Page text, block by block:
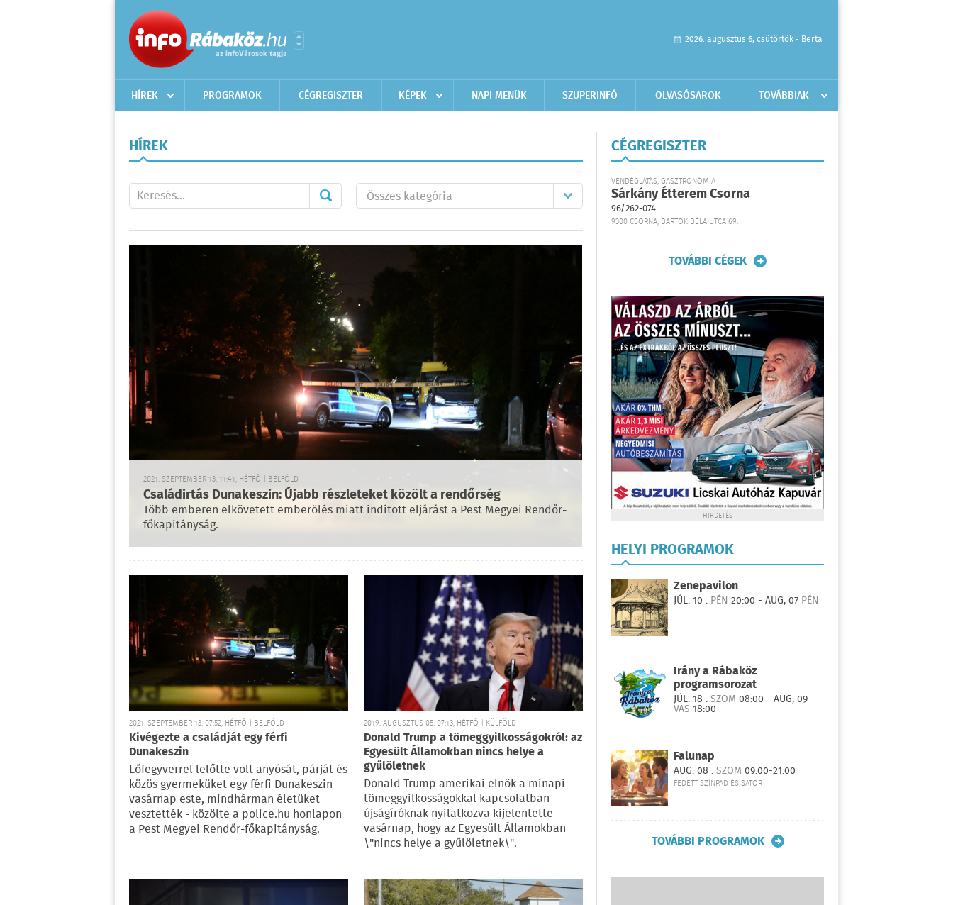
2026. augusztus 6, csütörtök - Berta
HÍREK PROGRAMOK CÉGREGISZTER KÉPEK NAPI MENÜK SZUPERINFÓ OLVASÓSAROK TOVÁBBIAK
HÍREK
2021. SZEPTEMBER 13. 11:41, HÉTFŐ | BELFÖLD
Családirtás Dunakeszin: Újabb részleteket közölt a rendőrség
Több emberen elkövetett emberölés miatt indított eljárást a Pest Megyei Rendőr-
főkapitányság.
2021. SZEPTEMBER 13. 07:52, HÉTFŐ | BELFÖLD
Kivégezte a családját egy férfi
Dunakeszin
Lőfegyverrel lelőtte volt anyósát, párját és
közös gyermeküket egy férfi Dunakeszin
vasárnap este, mindhárman életüket
vesztették - közölte a police.hu honlapon
a Pest Megyei Rendőr-főkapitányság.
2019. AUGUSZTUS 05. 07:13, HÉTFŐ | KÜLFÖLD
Donald Trump a tömeggyilkosságokról: az
Egyesült Államokban nincs helye a
gyűlöletnek
Donald Trump amerikai elnök a minapi
tömeggyilkosságokkal kapcsolatban
újságíróknak nyilatkozva kijelentette
vasárnap, hogy az Egyesült Államokban
\"nincs helye a gyűlöletnek\".
CÉGREGISZTER
VENDÉGLÁTÁS, GASZTRONÓMIA
Sárkány Étterem Csorna
96/262-074
9300 CSORNA, BARTÓK BÉLA UTCA 69.
TOVÁBBI CÉGEK
HIRDETÉS
HELYI PROGRAMOK
Zenepavilon
JÚL. 10 . PÉN 20:00 - AUG, 07 PÉN
Irány a Rábaköz
programsorozat
JÚL. 18 .SZOM 08:00 - AUG, 09
VAS 18:00
Falunap
AUG. 08 .SZOM 09:00-21:00
FEDETT SZÍNPAD ÉS SÁTOR
TOVÁBBI PROGRAMOK